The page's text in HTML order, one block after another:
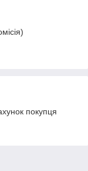
покупця